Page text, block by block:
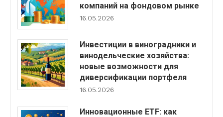
компаний на фондовом рынке
16.05.2026
Инвестиции в виноградники и
винодельческие хозяйства:
новые возможности для
диверсификации портфеля
16.05.2026
Инновационные ETF: как